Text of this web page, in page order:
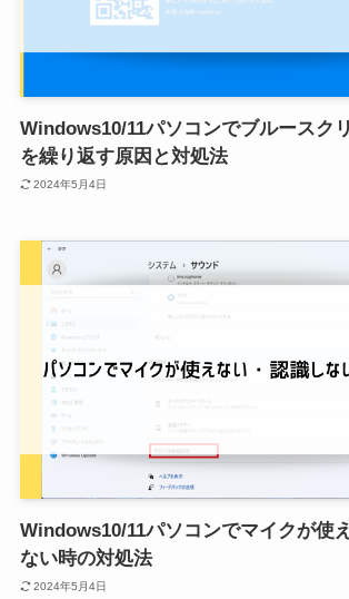
Windows10/11パソコンでブルースク
を繰り返す原因と対処法
2024年5月4日
Windows10/11パソコンでマイクが使
ない時の対処法
2024年5月4日